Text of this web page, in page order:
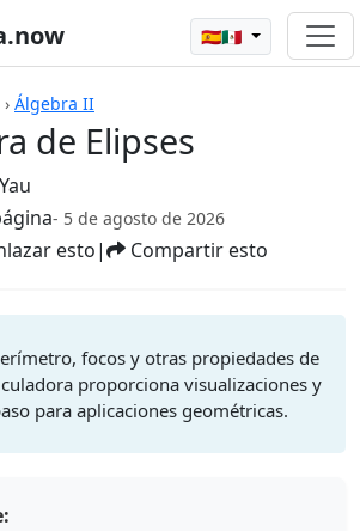
🇪🇸🇲🇽
› Álgebra II
de Elipses
- 5 de agosto de 2026
esto| Compartir esto
focos y otras propiedades de
proporciona visualizaciones y
para aplicaciones geométricas.